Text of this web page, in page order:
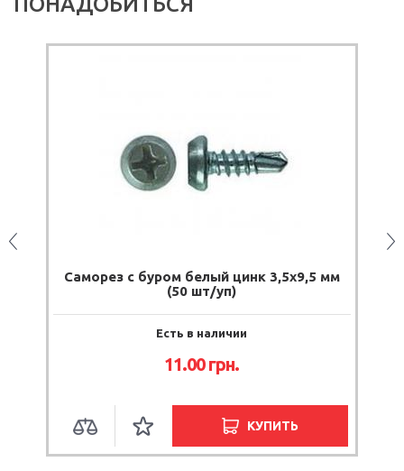
Саморез с буром белый цинк 3,5х9,5 мм
(50 шт/уп)
Есть в наличии
грн.
КУПИТЬ